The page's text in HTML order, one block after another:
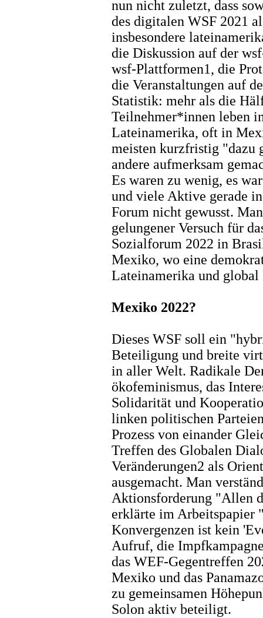
nun nicht zuletzt, dass
des digitalen WSF 2021
insbesondere
die Diskussion auf der
wsf-Plattformen1, die
die Veranstaltungen auf
Statistik: mehr als die
Teilnehmer*innen leben
Lateinamerika, oft in
meisten kurzfristig "dazu
andere aufmerksam
Es waren zu wenig, es
und viele Aktive gerade
Forum nicht gewusst.
gelungener Versuch für
Sozialforum 2022 in
Mexiko, wo eine
Lateinamerika und global
Mexiko 2022?
Dieses WSF soll ein
Beteiligung und breite
in aller Welt. Radikale
ökofeminismus, das
Solidarität und
linken politischen
Prozess von einander
Treffen des Globalen
Veränderungen2 als
ausgemacht. Man
Aktionsforderung "Allen
erklärte im Arbeitspapier
Konvergenzen ist kein
Aufruf, die
das WEF-Gegentreffen
Mexiko und das
zu gemeinsamen
Solon aktiv beteiligt.